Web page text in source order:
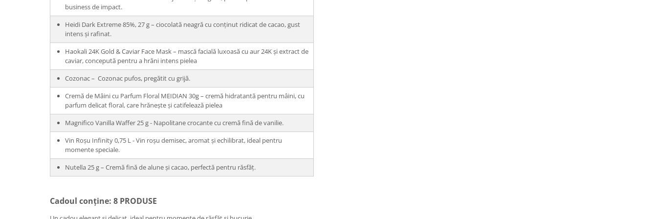
business de impact.
Heidi Dark Extreme 85%, 27 g – ciocolată neagră cu conținut ridicat de cacao, gust
intens și rafinat.
Haokali 24K Gold & Caviar Face Mask – mască facială luxoasă cu aur 24K și extract de
caviar, concepută pentru a hrăni intens pielea
Cozonac – Cozonac pufos, pregătit cu grijă.
Cremă de Mâini cu Parfum Floral MEIDIAN 30g – cremă hidratantă pentru mâini, cu
parfum delicat floral, care hrănește și catifelează pielea
Magnifico Vanilla Waffer 25 g - Napolitane crocante cu cremă fină de vanilie.
Vin Roșu Infinity 0,75 L - Vin roșu demisec, aromat și echilibrat, ideal pentru
momente speciale.
Nutella 25 g – Cremă fină de alune și cacao, perfectă pentru răsfăț.
Cadoul conține: 8 PRODUSE